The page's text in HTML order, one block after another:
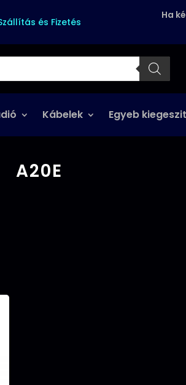
és Fizetés
Ha
Kábelek Egyeb
A20E